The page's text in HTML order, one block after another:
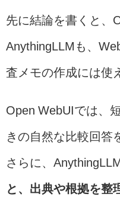
先に結論を書くと、
AnythingLLMも、
査メモの作成には使
Open WebUIでは、
きの自然な比較回答
さらに、
と、出典や根拠を整